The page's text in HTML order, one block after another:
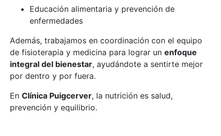
Educación alimentaria y prevención de
enfermedades
Además, trabajamos en coordinación con el equipo
de fisioterapia y medicina para lograr un enfoque
integral del bienestar, ayudándote a sentirte mejor
por dentro y por fuera.
En Clínica Puigcerver, la nutrición es salud,
prevención y equilibrio.